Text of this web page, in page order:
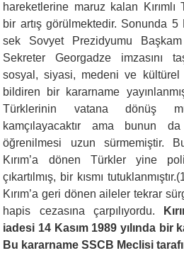
hareketlerine ma­ruz kalan Kırımlı
bir artış görülmektedir. Sonunda
sek Sovyet Prezidyumu
Sekreter Georgadze imzasını
sosyal, siyasi, medeni ve kültürel
bildiren bir kararname
Türklerinin vatana dönüş
kamçılayacaktır ama bunun
öğrenilmesi uzun sürmemiştir.
Kırım’a dönen Türkler yine
çıkartılmış, bir kısmı
Kırım’a geri dönen aileler tekrar
hapis cezasına çarpılıyordu.
iadesi 14 Kasım 1989 yılında bir
Bu kararname SSCB Mec­lisi